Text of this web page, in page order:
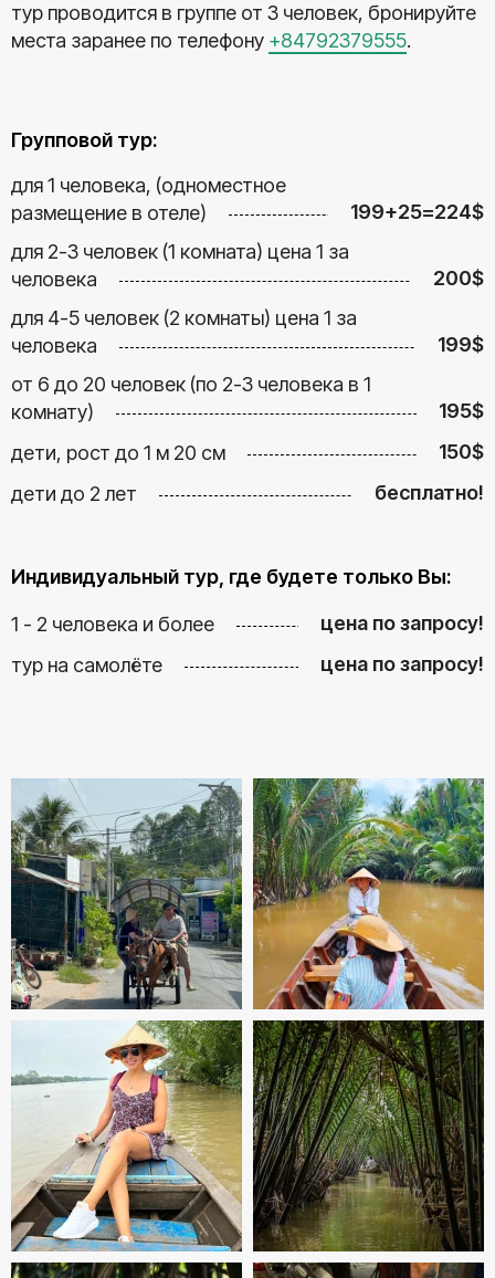
тур проводится в группе от 3 человек, бронируйте
места заранее по телефону +84792379555.
Групповой тур:
для 1 человека, (одноместное
размещение в отеле)
199+25=224$
для 2-3 человек (1 комната) цена 1 за
человека
200$
для 4-5 человек (2 комнаты) цена 1 за
человека
199$
от 6 до 20 человек (по 2-3 человека в 1
комнату)
195$
дети, рост до 1 м 20 см
150$
дети до 2 лет
бесплатно!
Индивидуальный тур, где будете только Вы:
1 - 2 человека и более
цена по запросу!
тур на самолёте
цена по запросу!